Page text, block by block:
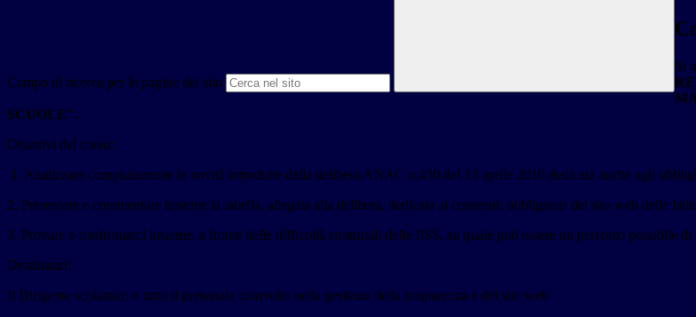
Campo di ricerca per le pagine del sito
Si
SCUOLE".
Obiettivi del corso:
1. Analizzare compiutamente le novità introdotte dalla delibera ANAC n.430 del 13 aprile 2016 dedicata anche agli
2. Presentare e commentare insieme la tabella, allegata alla delibera, dedicata ai contenuti obbligatori del sito web delle
3. Provare a confrontarci insieme, a fronte delle difficoltà strutturali delle IISS, su quale può essere un percorso possibile di
Destinatari:
Il Dirigente scolastico e tutto il personale coinvolto nella gestione della trasparenza e del sito web